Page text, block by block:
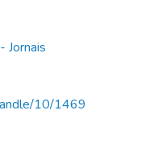
Jornais
10/1469